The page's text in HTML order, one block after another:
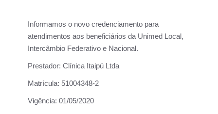
Informamos o novo credenciamento para
atendimentos aos beneficiários da Unimed Local,
Intercâmbio Federativo e Nacional.
Prestador: Clínica Itaipú Ltda
Matrícula: 51004348-2
Vigência: 01/05/2020